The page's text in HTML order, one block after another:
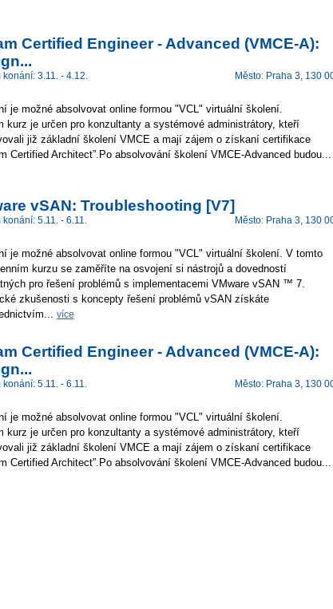
Certified Engineer - Advanced (VMCE-A):
konání: 3.11. - 4.12. Město: Praha 3, 130
je možné absolvovat online formou "VCL" virtuální školení.
kurz je určen pro konzultanty a systémové administrátory, kteří
již základní školení VMCE a mají zájem o získaní certifikace
Certified Architect”.Po absolvování školení VMCE-Advanced budou...
vSAN: Troubleshooting [V7]
konání: 5.11. - 6.11. Město: Praha 3, 130
je možné absolvovat online formou "VCL" virtuální školení. V tomto
kurzu se zaměříte na osvojení si nástrojů a dovedností
pro řešení problémů s implementacemi VMware vSAN ™ 7.
zkušenosti s koncepty řešení problémů vSAN získáte
více
Certified Engineer - Advanced (VMCE-A):
konání: 5.11. - 6.11. Město: Praha 3, 130
je možné absolvovat online formou "VCL" virtuální školení.
kurz je určen pro konzultanty a systémové administrátory, kteří
již základní školení VMCE a mají zájem o získaní certifikace
Certified Architect”.Po absolvování školení VMCE-Advanced budou...